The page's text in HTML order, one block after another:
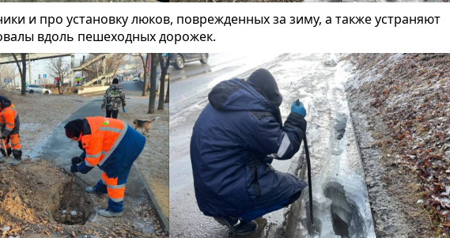
и про установку люков, поврежденных за зиму, а также устраняют
вдоль пешеходных дорожек.